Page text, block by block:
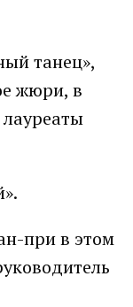
танец»,
жюри, в
при в этом